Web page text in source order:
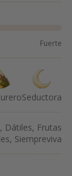
Fuerte
Seductora
Dátiles, Frutas
Siempreviva